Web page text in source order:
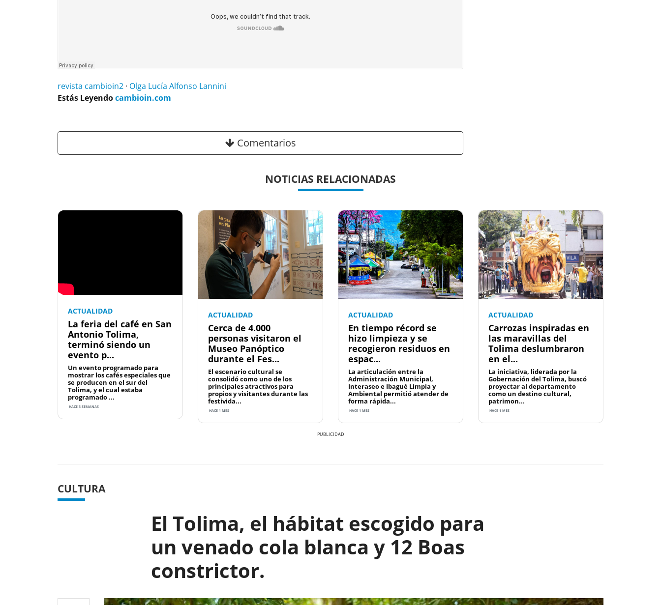
revista cambioin2 · Olga Lucía Alfonso Lannini
Estás Leyendocambioin.com
Comentarios
NOTICIAS RELACIONADAS
ACTUALIDAD
La feria del café en San
Antonio Tolima,
terminó siendo un
evento p...
Un evento programado para
mostrar los cafés especiales que
se producen en el sur del
Tolima, y el cual estaba
programado ...
HACE 3 SEMANAS
ACTUALIDAD
Cerca de 4.000
personas visitaron el
Museo Panóptico
durante el Fes...
El escenario cultural se
consolidó como uno de los
principales atractivos para
propios y visitantes durante las
festivida...
HACE 1 MES
ACTUALIDAD
En tiempo récord se
hizo limpieza y se
recogieron residuos en
espac...
La articulación entre la
Administración Municipal,
Interaseo e Ibagué Limpia y
Ambiental permitió atender de
forma rápida...
HACE 1 MES
ACTUALIDAD
Carrozas inspiradas en
las maravillas del
Tolima deslumbraron
en el...
La iniciativa, liderada por la
Gobernación del Tolima, buscó
proyectar al departamento
como un destino cultural,
patrimon...
HACE 1 MES
CULTURA
El Tolima, el hábitat escogido para
un venado cola blanca y 12 Boas
constrictor.